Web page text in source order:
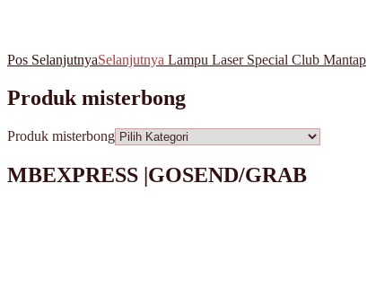
Pos SelanjutnyaSelanjutnya Lampu Laser Special Club Mantap
Produk misterbong
Produk misterbong
MBEXPRESS |GOSEND/GRAB